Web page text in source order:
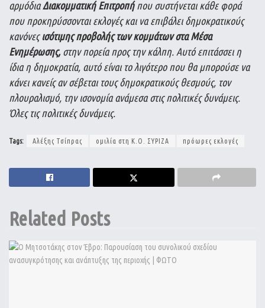
αρμόδιαΔιακομματική Επιτροπήπου συστήνεται κάθε φορά
που προκηρύσσονται εκλογές και να επιβάλει δημοκρατικούς
κανόνες ισότιμης προβολής των κομμάτων στα Μέσα
Ενημέρωσης,στην πορεία προς την κάλπη. Αυτό επιτάσσει η
ίδια η δημοκρατία, αυτό είναι το λιγότερο που θα μπορούσε να
κάνει κανείς αν σέβεται τους δημοκρατικούς θεσμούς, τον
πλουραλισμό, την ισονομία ανάμεσα στις πολιτικές δυνάμεις.
Όλες τις πολιτικές δυνάμεις.
Tags: Αλέξης Τσίπρας ομιλία στη Κ.Ο. ΣΥΡΙΖΑ πρόωρες εκλογές
Related Posts